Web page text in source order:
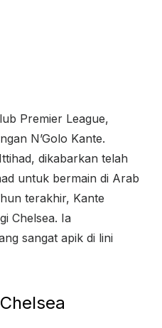
Premier League,
N’Golo Kante.
dikabarkan telah
untuk bermain di Arab
terakhir, Kante
Chelsea. Ia
sangat apik di lini